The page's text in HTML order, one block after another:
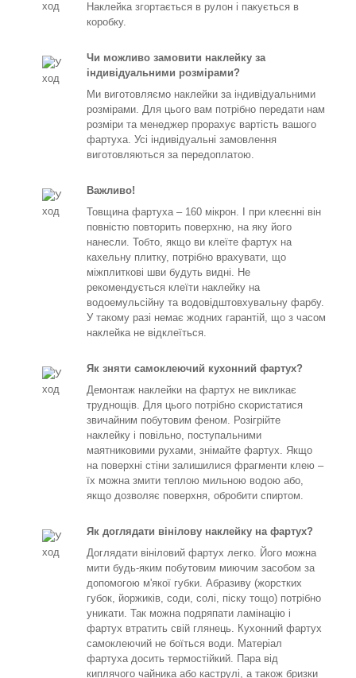
Як доглядати вінілову наклейку на фартух?
Доглядати вініловий фартух легко. Його можна
мити будь-яким побутовим миючим засобом за
допомогою м'якої губки. Абразиву (жорстких
губок, йоржиків, соди, солі, піску тощо) потрібно
уникати. Так можна подряпати ламінацію і
фартух втратить свій глянець. Кухонний фартух
самоклеючий не боїться води. Матеріал
фартуха досить термостійкий. Пара від
киплячого чайника або каструлі, а також бризки
Як зняти самоклеючий кухонний фартух?
Демонтаж наклейки на фартух не викликає
труднощів. Для цього потрібно скористатися
звичайним побутовим феном. Розігрійте
наклейку і повільно, поступальними
маятниковими рухами, знімайте фартух. Якщо
на поверхні стіни залишилися фрагменти клею –
їх можна змити теплою мильною водою або,
якщо дозволяє поверхня, обробити спиртом.
Важливо!
Товщина фартуха – 160 мікрон. І при клеєнні він
повністю повторить поверхню, на яку його
нанесли. Тобто, якщо ви клеїте фартух на
кахельну плитку, потрібно врахувати, що
міжплиткові шви будуть видні. Не
рекомендується клеїти наклейку на
водоемульсійну та водовідштовхувальну фарбу.
У такому разі немає жодних гарантій, що з часом
наклейка не відклеїться.
Чи можливо замовити наклейку за
індивідуальними розмірами?
Ми виготовляємо наклейки за індивідуальними
розмірами. Для цього вам потрібно передати нам
розміри та менеджер прорахує вартість вашого
фартуха. Усі індивідуальні замовлення
виготовляються за передоплатою.
Наклейка згортається в рулон і пакується в
коробку.